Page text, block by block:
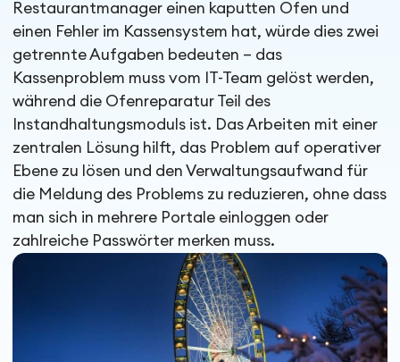
Restaurantmanager einen kaputten Ofen und
einen Fehler im Kassensystem hat, würde dies zwei
getrennte Aufgaben bedeuten – das
Kassenproblem muss vom IT-Team gelöst werden,
während die Ofenreparatur Teil des
Instandhaltungsmoduls ist. Das Arbeiten mit einer
zentralen Lösung hilft, das Problem auf operativer
Ebene zu lösen und den Verwaltungsaufwand für
die Meldung des Problems zu reduzieren, ohne dass
man sich in mehrere Portale einloggen oder
zahlreiche Passwörter merken muss.